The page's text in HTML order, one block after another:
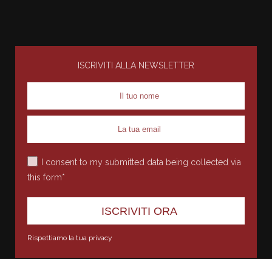
ISCRIVITI ALLA NEWSLETTER
I consent to my submitted data being collected via
this form*
Rispettiamo la tua privacy